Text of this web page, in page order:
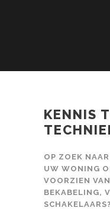
KENNIS
OP ZOEK
UW WONING
VOORZIEN
BEKABELING,